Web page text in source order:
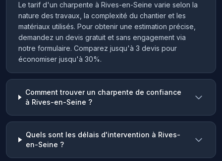
Le tarif d'un charpente à Rives-en-Seine varie selon la
nature des travaux, la complexité du chantier et les
matériaux utilisés. Pour obtenir une estimation précise,
demandez un devis gratuit et sans engagement via
notre formulaire. Comparez jusqu'à 3 devis pour
économiser jusqu'à 30%.
Comment trouver un charpente de confiance
à Rives-en-Seine ?
Quels sont les délais d'intervention à Rives-
en-Seine ?